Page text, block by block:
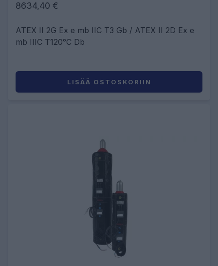
8634,40 €
ATEX II 2G Ex e mb IIC T3 Gb / ATEX II 2D Ex e
mb IIIC T120°C Db
LISÄÄ OSTOSKORIIN